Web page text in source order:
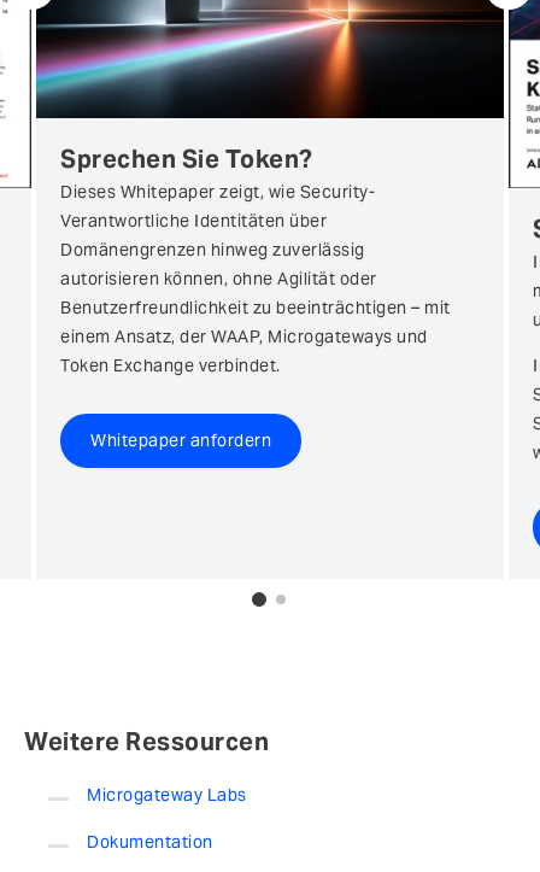
Sprechen Sie Token?
Dieses Whitepaper zeigt, wie Security-
Verantwortliche Identitäten über
Domänengrenzen hinweg zuverlässig
autorisieren können, ohne Agilität oder
Benutzerfreundlichkeit zu beeinträchtigen – mit
einem Ansatz, der WAAP, Microgateways und
Token Exchange verbindet.
Whitepaper anfordern
0 1
Weitere Ressourcen
Microgateway Labs
Dokumentation